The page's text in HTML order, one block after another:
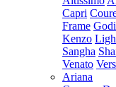
Capri
Frame
Kenzo
Sangha
Venato
Ariana